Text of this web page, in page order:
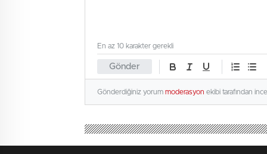
Gönder
En az 10 karakter gerekli
Gönderdiğiniz yorum moderasyon ekibi tarafından